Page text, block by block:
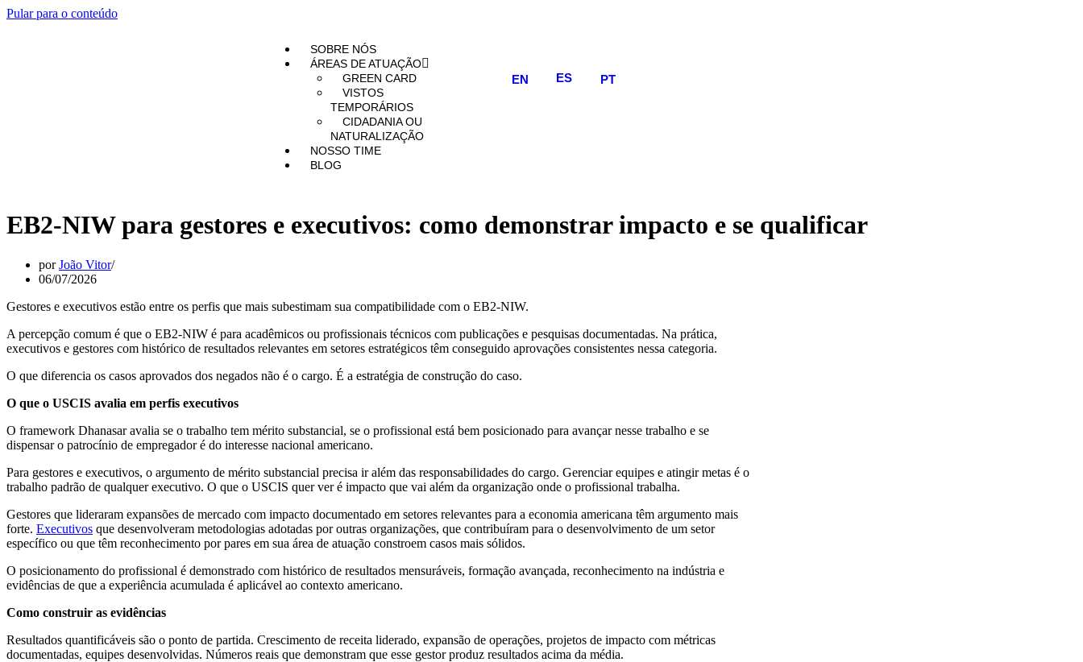
Pular para o conteúdo
SOBRE NÓS
ÁREAS DE ATUAÇÃO
GREEN CARD
VISTOS
TEMPORÁRIOS
CIDADANIA OU
NATURALIZAÇÃO
NOSSO TIME
BLOG
EN ES PT
EB2-NIW para gestores e executivos: como demonstrar impacto e se qualificar
porJoão Vitor
06/07/2026
Gestores e executivos estão entre os perfis que mais subestimam sua compatibilidade com o EB2-NIW.
A percepção comum é que o EB2-NIW é para acadêmicos ou profissionais técnicos com publicações e pesquisas documentadas. Na prática,
executivos e gestores com histórico de resultados relevantes em setores estratégicos têm conseguido aprovações consistentes nessa categoria.
O que diferencia os casos aprovados dos negados não é o cargo. É a estratégia de construção do caso.
O que o USCIS avalia em perfis executivos
O framework Dhanasar avalia se o trabalho tem mérito substancial, se o profissional está bem posicionado para avançar nesse trabalho e se
dispensar o patrocínio de empregador é do interesse nacional americano.
Para gestores e executivos, o argumento de mérito substancial precisa ir além das responsabilidades do cargo. Gerenciar equipes e atingir metas é o
trabalho padrão de qualquer executivo. O que o USCIS quer ver é impacto que vai além da organização onde o profissional trabalha.
Gestores que lideraram expansões de mercado com impacto documentado em setores relevantes para a economia americana têm argumento mais
forte. Executivos que desenvolveram metodologias adotadas por outras organizações, que contribuíram para o desenvolvimento de um setor
específico ou que têm reconhecimento por pares em sua área de atuação constroem casos mais sólidos.
O posicionamento do profissional é demonstrado com histórico de resultados mensuráveis, formação avançada, reconhecimento na indústria e
evidências de que a experiência acumulada é aplicável ao contexto americano.
Como construir as evidências
Resultados quantificáveis são o ponto de partida. Crescimento de receita liderado, expansão de operações, projetos de impacto com métricas
documentadas, equipes desenvolvidas. Números reais que demonstram que esse gestor produz resultados acima da média.